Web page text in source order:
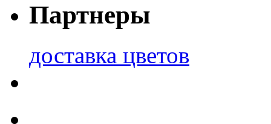
Партнеры
доставка цветов